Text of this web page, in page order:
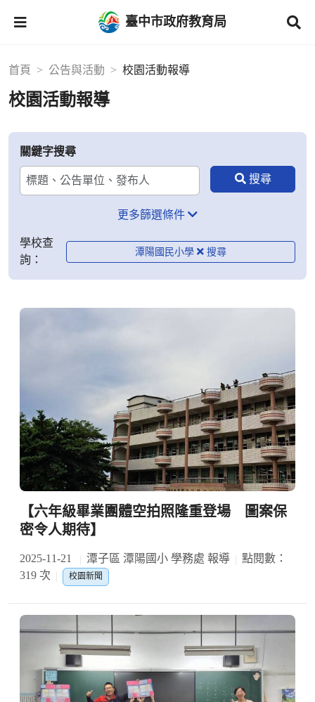
臺中市政府教育局
首頁 公告與活動 校園活動報導
校園活動報導
關鍵字搜尋
更多篩選條件
學校查
詢：
潭陽國民小學
【六年級畢業團體空拍照隆重登場 圖案保
密令人期待】
2025-11-21 潭子區 潭陽國小 學務處 報導
點閱數：
319 次
校園新聞